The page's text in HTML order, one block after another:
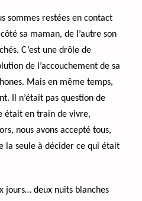
sommes restées en contact
sa maman, de l’autre son
C’est une drôle de
de l’accouchement de sa
Mais en même temps,
Il n’était pas question de
était en train de vivre,
nous avons accepté tous,
la seule à décider ce qui était
jours… deux nuits blanches